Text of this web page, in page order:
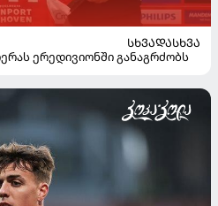
ᲡᲮᲕᲐᲓᲐᲡᲮᲕᲐ
ერედივიონში განაგრძობს